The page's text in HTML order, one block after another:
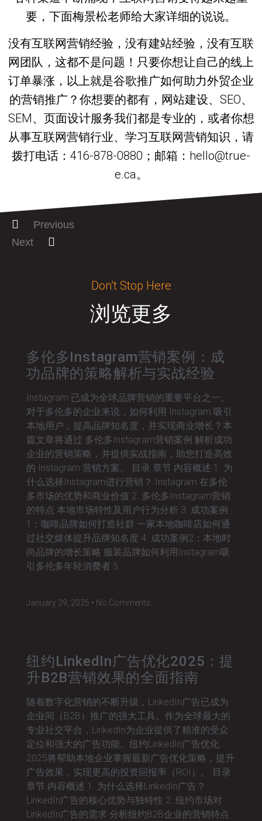
要，下面梅景松老师给大家详细的说说。
没有互联网营销经验，没有建站经验，没有互联
网团队，这都不是问题！只要你想让自己的线上
订单暴涨，以上就是谷歌推广如何助力外贸企业
的营销推广？你想要的都有，网站建设、SEO、
SEM、页面设计服务我们都是专业的，或者你想
从事互联网营销行业、学习互联网营销知识，请
拨打电话：416-878-0880；邮箱：hello@true-
e.ca。
Previous
Next
Don’t Stop Here
浏览更多
多伦多Instagram营销案例：成
功品牌的策略解析与实战经验
Instagram 已成为全球品牌营销的重要平台之一。
对于多伦多的企业来说，如何利用 Instagram 吸引
本地用户，提高品牌知名度，并实现商业增长？本
篇文章将通过 多伦多Instagram营销案例 解析成功
企业的营销策略，并提供实战指南，助您打造高效
的 Instagram 营销方案。 目录 章节 内容概述 1. 为
什么选择Instagram进行营销？ Instagram 在多伦
多市场的优势和商业价值 2. 多伦多Instagram营销
的特点 本地市场特性及用户行为分析 3. 成功案例
1：咖啡品牌如何打造社群 一家本地咖啡店如何通
过社交媒体提升品牌知名度 4. 成功案例2：本地时
尚品牌的增长策略 服装品牌如何利用Instagram吸
引多伦多年轻消费者 5.
January 29, 2025 No Comments
纽约LinkedIn广告优化2025：提
升B2B营销效果的全面指南
随着数字化营销的不断升级，LinkedIn广告已成为
企业间（B2B）推广的强大工具。作为全球最大的
专业社交平台，LinkedIn为企业提供了精准的受众
定位和强大的广告功能。纽约LinkedIn广告优化
2025将帮助本地企业掌握最新广告优化策略，提升
广告效果，实现更高的投资回报率（ROI）。 目录
章节 内容概述 1. 为什么选择LinkedIn广告？
LinkedIn广告的核心优势与独特性 2. 纽约市场对
LinkedIn广告的需求 分析纽约B2B企业的营销特点